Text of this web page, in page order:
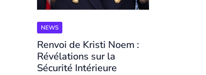
NEWS
Renvoi de Kristi Noem :
Révélations sur la
Sécurité Intérieure